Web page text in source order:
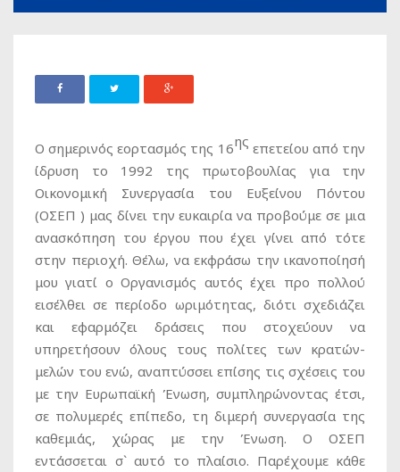
Ο σημερινός εορτασμός της 16ης επετείου από την
ίδρυση το 1992 της πρωτοβουλίας για την
Οικονομική Συνεργασία του Ευξείνου Πόντου
(ΟΣΕΠ ) μας δίνει την ευκαιρία να προβούμε σε μια
ανασκόπηση του έργου που έχει γίνει από τότε
στην περιοχή. Θέλω, να εκφράσω την ικανοποίησή
μου γιατί ο Οργανισμός αυτός έχει προ πολλού
εισέλθει σε περίοδο ωριμότητας, διότι σχεδιάζει
και εφαρμόζει δράσεις που στοχεύουν να
υπηρετήσουν όλους τους πολίτες των κρατών-
μελών του ενώ, αναπτύσσει επίσης τις σχέσεις του
με την Ευρωπαϊκή Ένωση, συμπληρώνοντας έτσι,
σε πολυμερές επίπεδο, τη διμερή συνεργασία της
καθεμιάς, χώρας με την Ένωση. Ο ΟΣΕΠ
εντάσσεται σ` αυτό το πλαίσιο. Παρέχουμε κάθε